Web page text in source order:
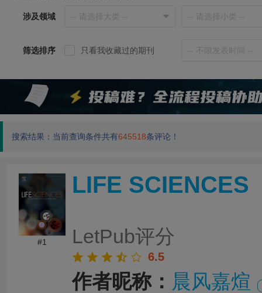
涉及领域
筛选排序 只看我收藏过的期刊
搜索结果：当前查询条件共有645518条评论！
#1
LIFE SCIENCES
LetPub评分
6.5
作者昵称： 晨风嘉煊